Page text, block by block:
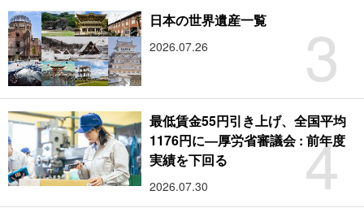
3
日本の世界遺産一覧
2026.07.26
4
最低賃金55円引き上げ、全国平均
1176円に―厚労省審議会 : 前年度
実績を下回る
2026.07.30